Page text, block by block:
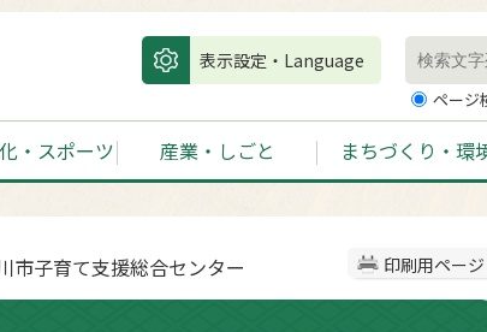
表示設定・Language
ページ
・スポーツ 産業・しごと まちづくり・環
印刷用ページ
市子育て支援総合センター